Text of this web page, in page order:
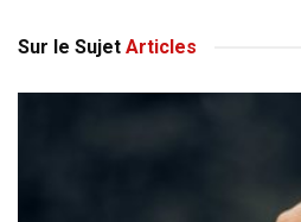
Sur le Sujet Articles